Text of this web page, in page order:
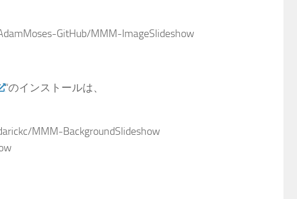
GitHub/MMM-ImageSlideshow
“のインストールは、
MMM-BackgroundSlideshow